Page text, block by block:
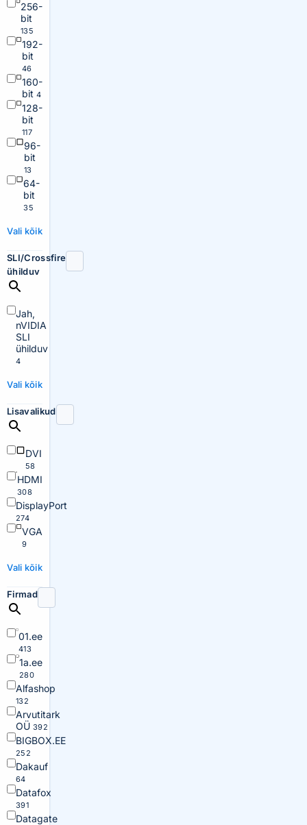
256-
bit
135
192-
bit
46
160-
bit 4
128-
bit
117
96-
bit
13
64-
bit
35
Vali kõik
SLI/Crossfire
ühilduv
Jah,
nVIDIA
SLI
ühilduv
4
Vali kõik
Lisavalikud
DVI
58
HDMI
308
DisplayPort
274
VGA
9
Vali kõik
Firmad
01.ee
413
1a.ee
280
Alfashop
132
Arvutitark
OÜ 392
BIGBOX.EE
252
Dakauf
64
Datafox
391
Datagate